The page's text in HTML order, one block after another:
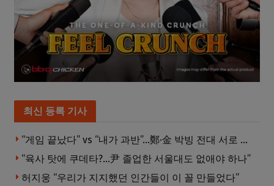
최신 등록 기사
“게임 끝났다” vs “내가 과반”…鄭·金 박빙 전대 서로 우위 주장
“육사 탓에 쿠데타?…尹 졸업한 서울대도 없애야 하나”
허지웅 “우리가 지지했던 인간들이 이 꼴 만들었다”